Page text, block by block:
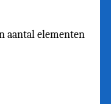
aantal elementen